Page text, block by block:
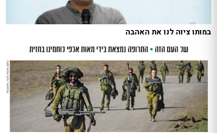
במותו ציוה לנו את האהבה